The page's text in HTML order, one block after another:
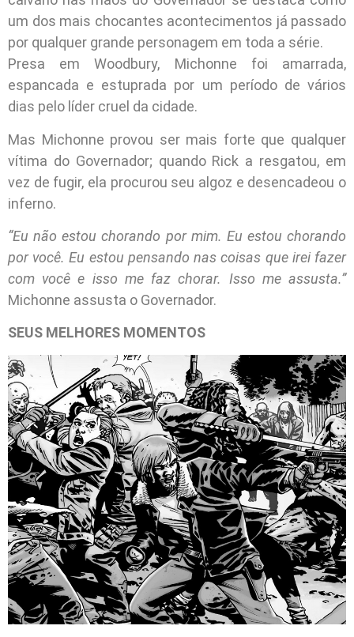
um dos mais chocantes acontecimentos já passado
por qualquer grande personagem em toda a série.
Presa em Woodbury, Michonne foi amarrada,
espancada e estuprada por um período de vários
dias pelo líder cruel da cidade.
Mas Michonne provou ser mais forte que qualquer
vítima do Governador; quando Rick a resgatou, em
vez de fugir, ela procurou seu algoz e desencadeou o
inferno.
“Eu não estou chorando por mim. Eu estou chorando
por você. Eu estou pensando nas coisas que irei fazer
com você e isso me faz chorar. Isso me assusta.”
Michonne assusta o Governador.
SEUS MELHORES MOMENTOS